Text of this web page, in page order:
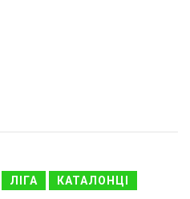
ЛІГА КАТАЛОНЦІ